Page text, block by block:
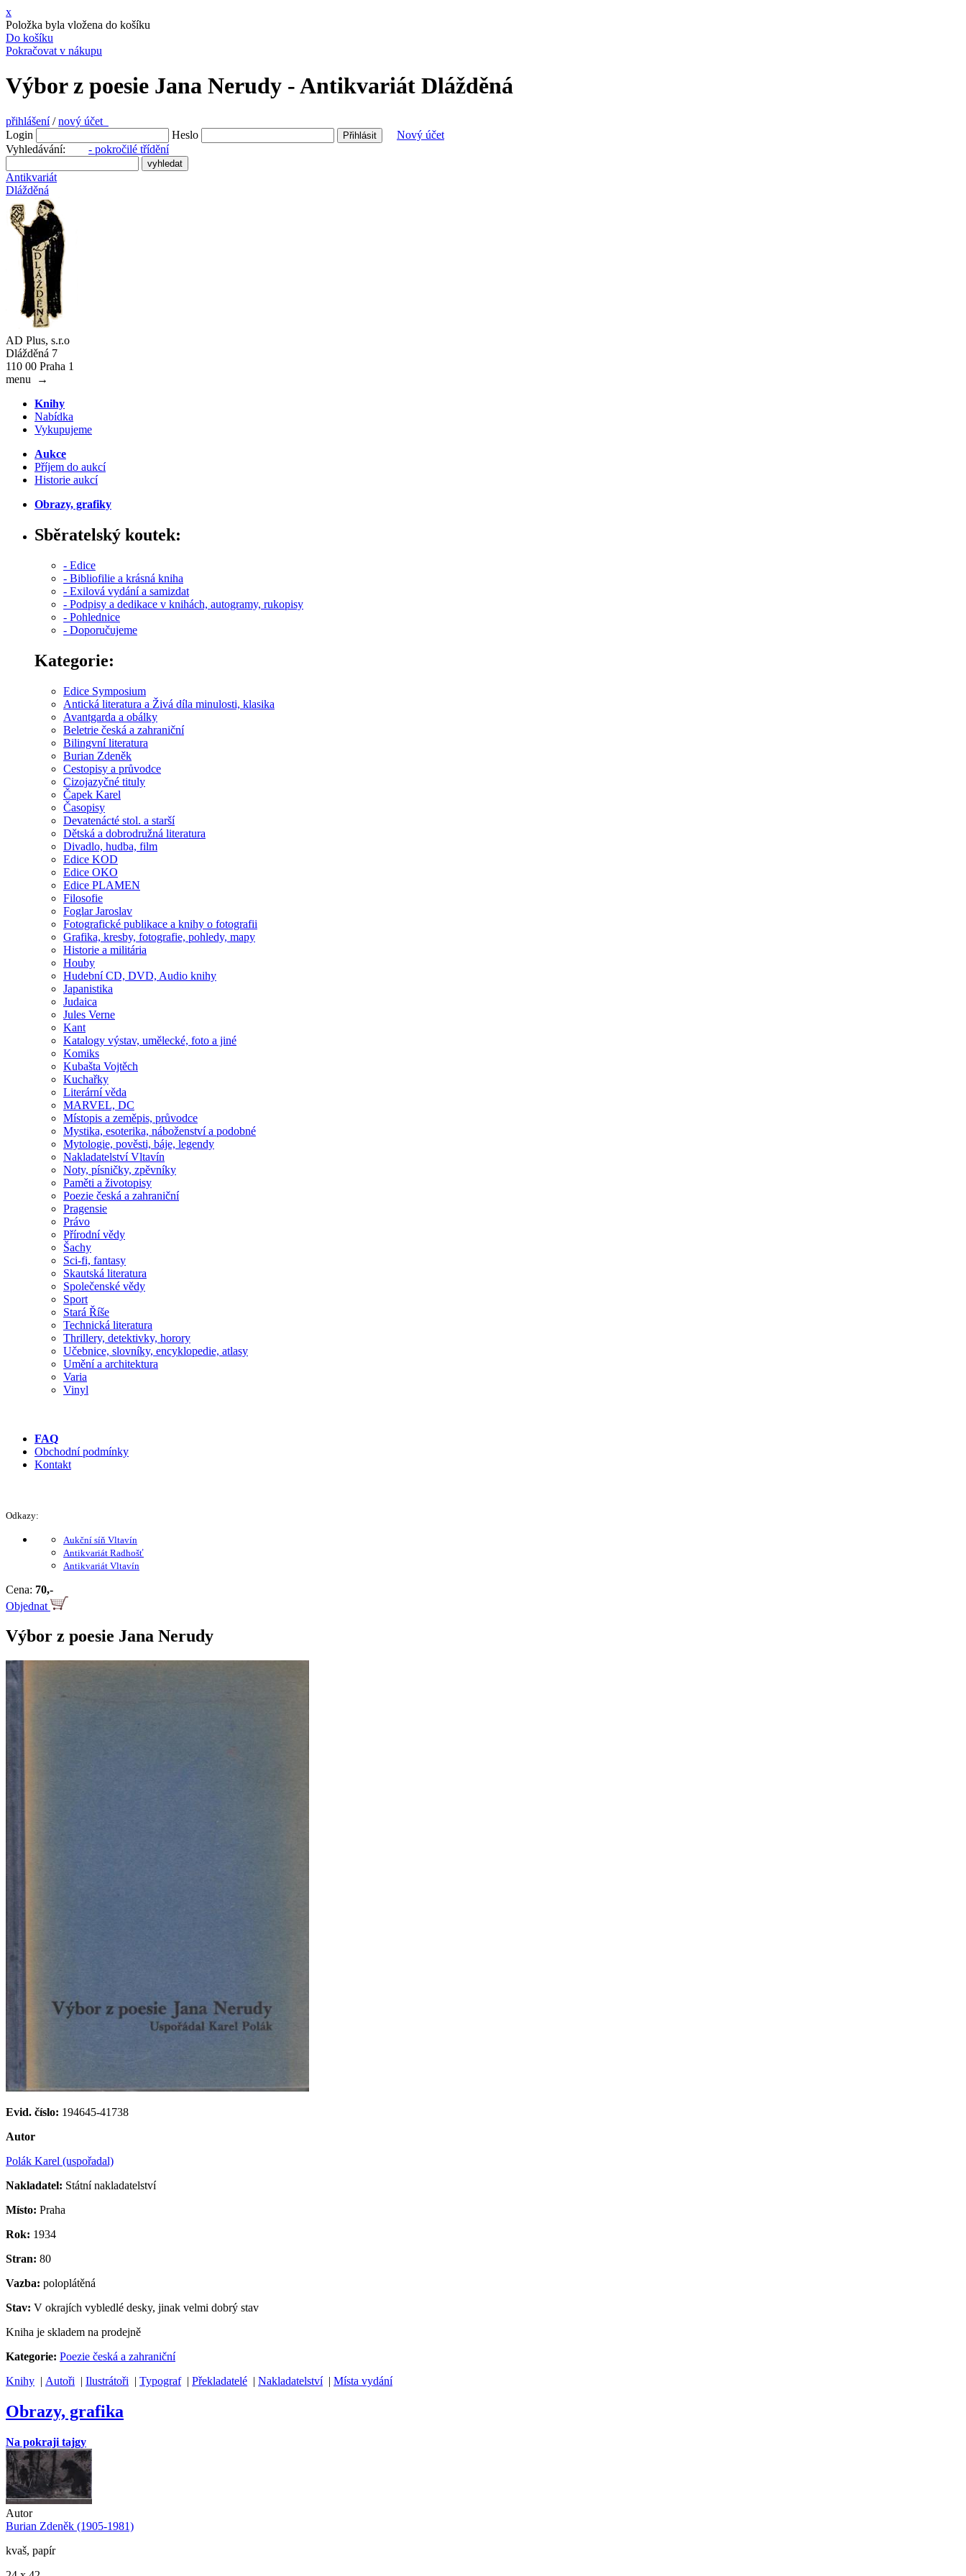
x
Položka byla vložena do košíku
Do košíku
Pokračovat v nákupu
Výbor z poesie Jana Nerudy - Antikvariát Dlážděná
přihlášení/nový účet
Login
Heslo
Nový účet
Vyhledávání: - pokročilé třídění
Antikvariát
Dlážděná
AD Plus, s.r.o
Dlážděná 7
110 00 Praha 1
menu
→
Knihy
Nabídka
Vykupujeme
Aukce
Příjem do aukcí
Historie aukcí
Obrazy, grafiky
Sběratelský koutek:
- Edice
- Bibliofilie a krásná kniha
- Exilová vydání a samizdat
- Podpisy a dedikace v knihách, autogramy, rukopisy
- Pohlednice
- Doporučujeme
Kategorie:
Edice Symposium
Antická literatura a Živá díla minulosti, klasika
Avantgarda a obálky
Beletrie česká a zahraniční
Bilingvní literatura
Burian Zdeněk
Cestopisy a průvodce
Cizojazyčné tituly
Čapek Karel
Časopisy
Devatenácté stol. a starší
Dětská a dobrodružná literatura
Divadlo, hudba, film
Edice KOD
Edice OKO
Edice PLAMEN
Filosofie
Foglar Jaroslav
Fotografické publikace a knihy o fotografii
Grafika, kresby, fotografie, pohledy, mapy
Historie a militária
Houby
Hudební CD, DVD, Audio knihy
Japanistika
Judaica
Jules Verne
Kant
Katalogy výstav, umělecké, foto a jiné
Komiks
Kubašta Vojtěch
Kuchařky
Literární věda
MARVEL, DC
Místopis a zeměpis, průvodce
Mystika, esoterika, náboženství a podobné
Mytologie, pověsti, báje, legendy
Nakladatelství Vltavín
Noty, písničky, zpěvníky
Paměti a životopisy
Poezie česká a zahraniční
Pragensie
Právo
Přírodní vědy
Šachy
Sci-fi, fantasy
Skautská literatura
Společenské vědy
Sport
Stará Říše
Technická literatura
Thrillery, detektivky, horory
Učebnice, slovníky, encyklopedie, atlasy
Umění a architektura
Varia
Vinyl
FAQ
Obchodní podmínky
Kontakt
Odkazy:
Aukční síň Vltavín
Antikvariát Radhošť
Antikvariát Vltavín
Cena: 70,-
Objednat
Výbor z poesie Jana Nerudy
Evid. číslo: 194645-41738
Autor
Polák Karel (uspořadal)
Nakladatel: Státní nakladatelství
Místo: Praha
Rok: 1934
Stran: 80
Vazba: poloplátěná
Stav: V okrajích vybledlé desky, jinak velmi dobrý stav
Kniha je skladem na prodejně
Kategorie: Poezie česká a zahraniční
Knihy | Autoři | Ilustrátoři | Typograf| Překladatelé | Nakladatelství| Místa vydání
Obrazy, grafika
Na pokraji tajgy
Autor
Burian Zdeněk (1905-1981)
kvaš, papír